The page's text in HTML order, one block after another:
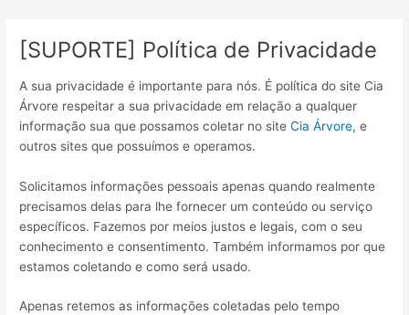
[SUPORTE] Política de Privacidade
A sua privacidade é importante para nós. É política do site Cia
Árvore respeitar a sua privacidade em relação a qualquer
informação sua que possamos coletar no siteCia Árvore, e
outros sites que possuímos e operamos.
Solicitamos informações pessoais apenas quando realmente
precisamos delas para lhe fornecer um conteúdo ou serviço
específicos. Fazemos por meios justos e legais, com o seu
conhecimento e consentimento. Também informamos por que
estamos coletando e como será usado.
Apenas retemos as informações coletadas pelo tempo